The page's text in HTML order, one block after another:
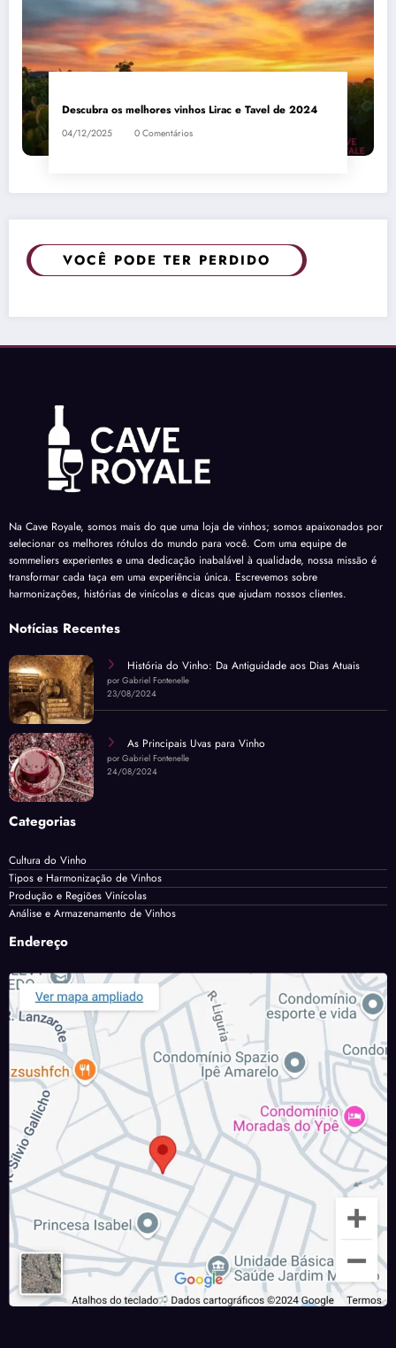
Descubra os melhores vinhos Lirac e Tavel de 2024
04/12/2025 0 Comentários
VOCÊ PODE TER PERDIDO
Na Cave Royale, somos mais do que uma loja de vinhos; somos apaixonados por
selecionar os melhores rótulos do mundo para você. Com uma equipe de
sommeliers experientes e uma dedicação inabalável à qualidade, nossa missão é
transformar cada taça em uma experiência única. Escrevemos sobre
harmonizações, histórias de vinícolas e dicas que ajudam nossos clientes.
Notícias Recentes
História do Vinho: Da Antiguidade aos Dias Atuais
por Gabriel Fontenelle
23/08/2024
As Principais Uvas para Vinho
por Gabriel Fontenelle
24/08/2024
Categorias
Cultura do Vinho
Tipos e Harmonização de Vinhos
Produção e Regiões Vinícolas
Análise e Armazenamento de Vinhos
Endereço